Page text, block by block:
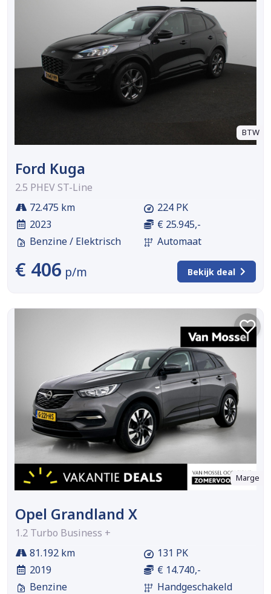
BTW
Ford Kuga
2.5 PHEV ST-Line
72.475 km
2023
Benzine / Elektrisch
224 PK
€ 25.945,-
Automaat
€ 406 p/m Bekijk deal
Marge
Opel Grandland X
1.2 Turbo Business +
81.192 km
2019
Benzine
131 PK
€ 14.740,-
Handgeschakeld